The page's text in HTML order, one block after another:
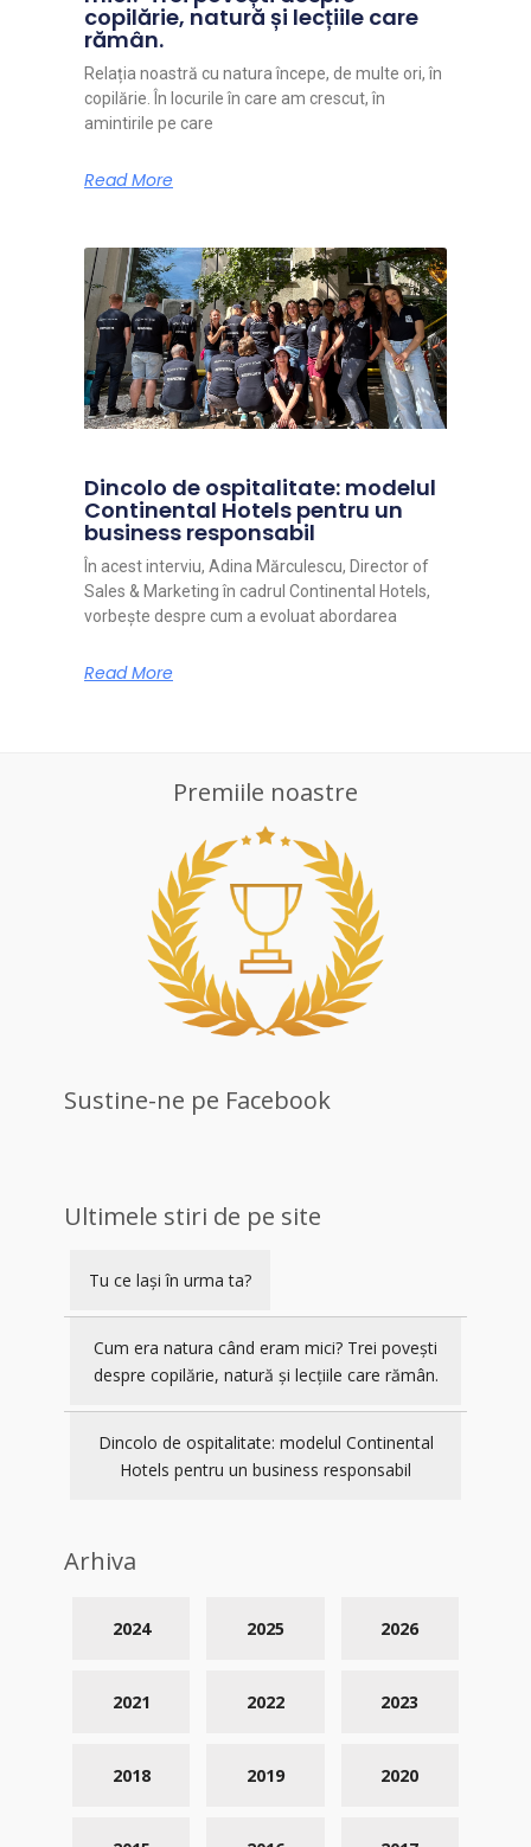
copilărie, natură și lecțiile care
rămân.
Relația noastră cu natura începe, de multe ori, în
copilărie. În locurile în care am crescut, în
amintirile pe care
Read More
Dincolo de ospitalitate: modelul
Continental Hotels pentru un
business responsabil
În acest interviu, Adina Mărculescu, Director of
Sales & Marketing în cadrul Continental Hotels,
vorbește despre cum a evoluat abordarea
Read More
Premiile noastre
Sustine-ne pe Facebook
Ultimele stiri de pe site
Tu ce lași în urma ta?
Cum era natura când eram mici? Trei povești
despre copilărie, natură și lecțiile care rămân.
Dincolo de ospitalitate: modelul Continental
Hotels pentru un business responsabil
Arhiva
2026
2025
2024
2023
2022
2021
2020
2019
2018